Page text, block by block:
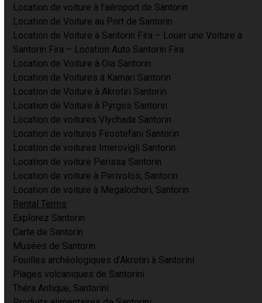
Location de voiture à l’aéroport de Santorin
Location de Voiture au Port de Santorin
Location de Voiture à Santorin Fira – Louer une Voiture à
Santorin Fira – Location Auto Santorin Fira
Location de Voiture à Oia Santorin
Location de Voitures à Kamari Santorin
Location de Voiture à Akrotiri Santorin
Location de Voiture à Pyrgos Santorin
Location de voitures Vlychada Santorin
Location de voitures Firostefani Santorin
Location de voitures Imerovigli Santorin
Location de voiture Perissa Santorin
Location de voiture à Perivolos, Santorin
Location de voiture à Megalochori, Santorin
Rental Terms
Explorez Santorin
Carte de Santorin
Musées de Santorin
Fouilles archéologiques d’Akrotiri à Santorini
Plages volcaniques de Santorini
Théra Antique, Santorini